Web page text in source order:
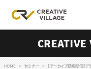
ログイン
HOME セミナー 【アーカイブ録画配信】